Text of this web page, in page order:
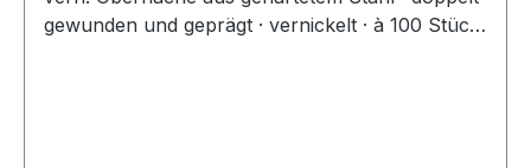
gewunden und geprägt · vernickelt · à 100 Stück